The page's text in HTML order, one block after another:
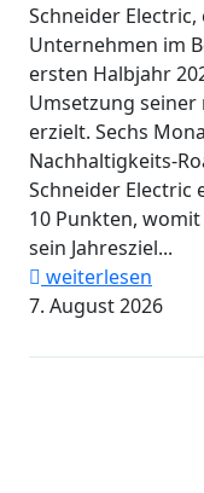
Schneider
Unternehmen im
ersten Halbjahr
Umsetzung
erzielt. Sechs
Nachhaltigkeits-
Schneider Electric
10 Punkten,
sein Jahresziel...
weiterlesen
7. August 2026